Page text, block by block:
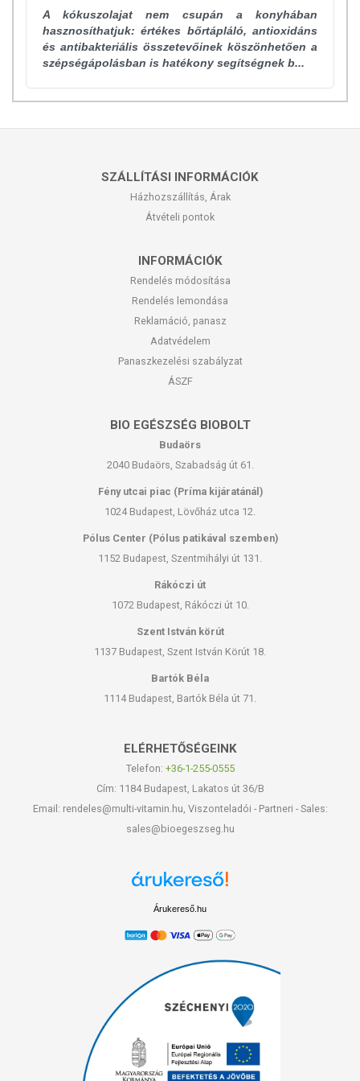
A kókuszolajat nem csupán a konyhában
hasznosíthatjuk: értékes bőrtápláló, antioxidáns
és antibakteriális összetevőinek köszönhetően a
szépségápolásban is hatékony segítségnek b...
SZÁLLÍTÁSI INFORMÁCIÓK
Házhozszállítás, Árak
Átvételi pontok
INFORMÁCIÓK
Rendelés módosítása
Rendelés lemondása
Reklamáció, panasz
Adatvédelem
Panaszkezelési szabályzat
ÁSZF
BIO EGÉSZSÉG BIOBOLT
Budaörs
2040 Budaörs, Szabadság út 61.
Fény utcai piac (Príma kijáratánál)
1024 Budapest, Lövőház utca 12.
Pólus Center (Pólus patikával szemben)
1152 Budapest, Szentmihályi út 131.
Rákóczi út
1072 Budapest, Rákóczi út 10.
Szent István körút
1137 Budapest, Szent István Körút 18.
Bartók Béla
1114 Budapest, Bartók Béla út 71.
ELÉRHETŐSÉGEINK
Telefon: +36-1-255-0555
Cím: 1184 Budapest, Lakatos út 36/B
Email: rendeles@multi-vitamin.hu, Viszonteladói - Partneri - Sales:
sales@bioegeszseg.hu
Árukereső.hu